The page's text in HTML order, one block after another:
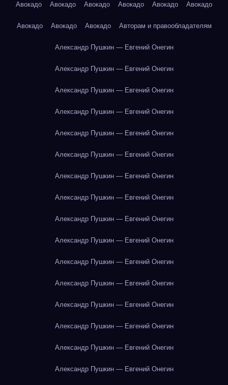
Авокадо Авокадо Авокадо Авокадо Авокадо Авокадо
Авокадо Авокадо Авокадо Авторам и правообладателям
Александр Пушкин — Евгений Онегин
Александр Пушкин — Евгений Онегин
Александр Пушкин — Евгений Онегин
Александр Пушкин — Евгений Онегин
Александр Пушкин — Евгений Онегин
Александр Пушкин — Евгений Онегин
Александр Пушкин — Евгений Онегин
Александр Пушкин — Евгений Онегин
Александр Пушкин — Евгений Онегин
Александр Пушкин — Евгений Онегин
Александр Пушкин — Евгений Онегин
Александр Пушкин — Евгений Онегин
Александр Пушкин — Евгений Онегин
Александр Пушкин — Евгений Онегин
Александр Пушкин — Евгений Онегин
Александр Пушкин — Евгений Онегин